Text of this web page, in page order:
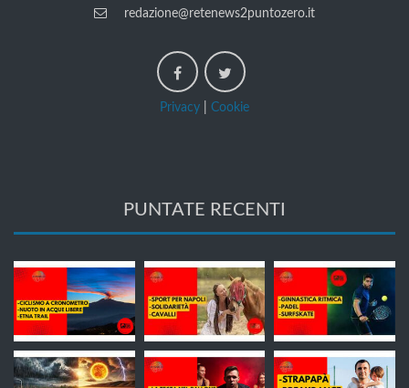
redazione@retenews2puntozero.it
Privacy Cookie
PUNTATE RECENTI